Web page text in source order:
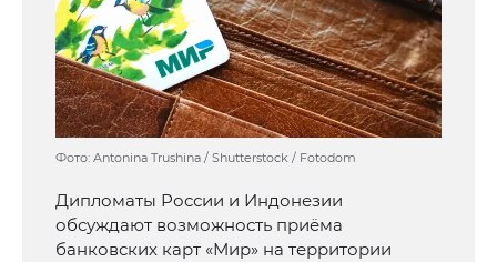
Фото: Antonina Trushina / Shutterstock / Fotodom
Дипломаты России и Индонезии
обсуждают возможность приёма
банковских карт «Мир» на территории